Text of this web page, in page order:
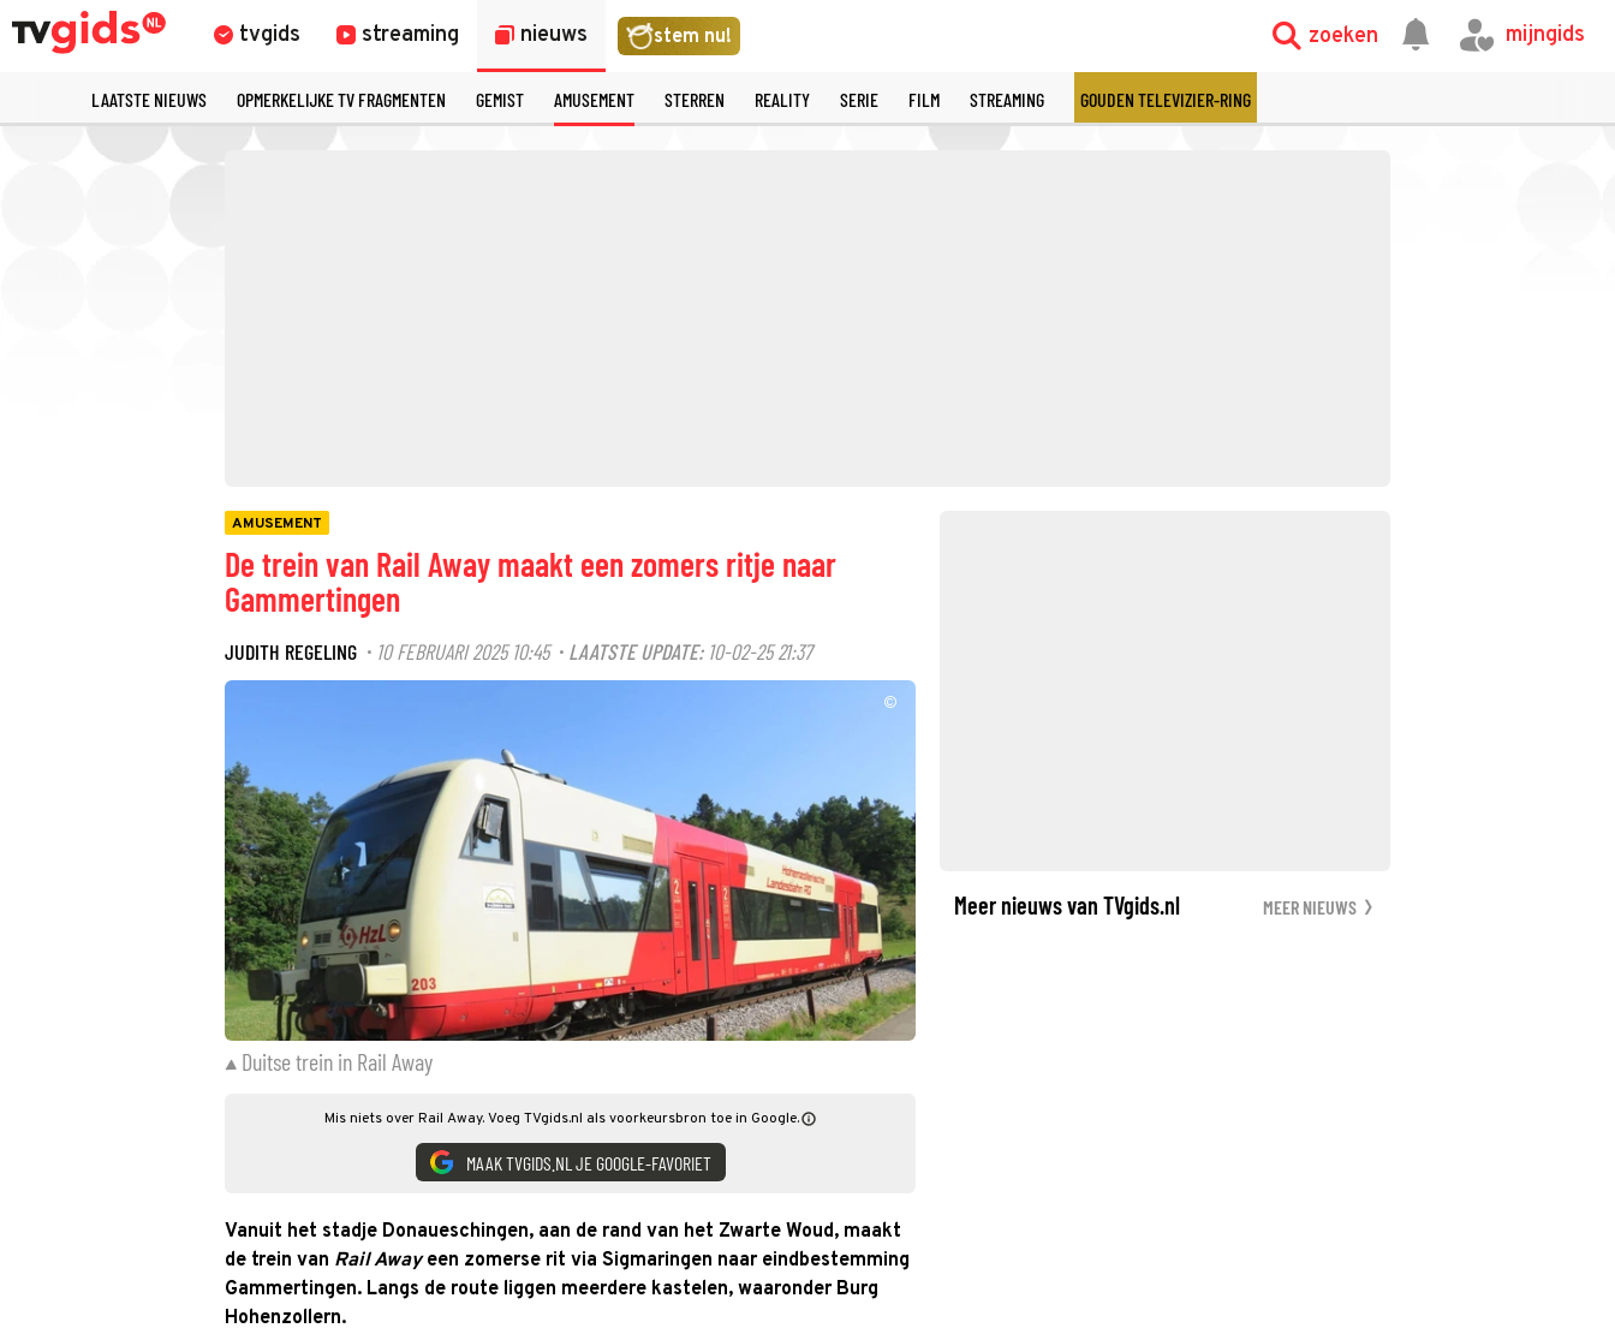
tvgids streaming nieuws stem nu! zoeken mijngids
LAATSTE NIEUWS OPMERKELIJKE TV FRAGMENTEN GEMIST AMUSEMENT STERREN REALITY SERIE FILM STREAMING GOUDEN TELEVIZIER-RING
AMUSEMENT
De trein van Rail Away maakt een zomers ritje naar
Gammertingen
JUDITH REGELING · 10 FEBRUARI 2025 10:45· LAATSTE UPDATE: 10-02-25 21:37
©
Duitse trein in Rail Away
Mis niets over Rail Away. Voeg TVgids.nl als voorkeursbron toe in Google.
MAAK TVGIDS.NL JE GOOGLE-FAVORIET
Vanuit het stadje Donaueschingen, aan de rand van het Zwarte Woud, maakt
de trein van Rail Awayeen zomerse rit via Sigmaringen naar eindbestemming
Gammertingen. Langs de route liggen meerdere kastelen, waaronder Burg
Hohenzollern.
Meer nieuws van TVgids.nl MEER NIEUWS